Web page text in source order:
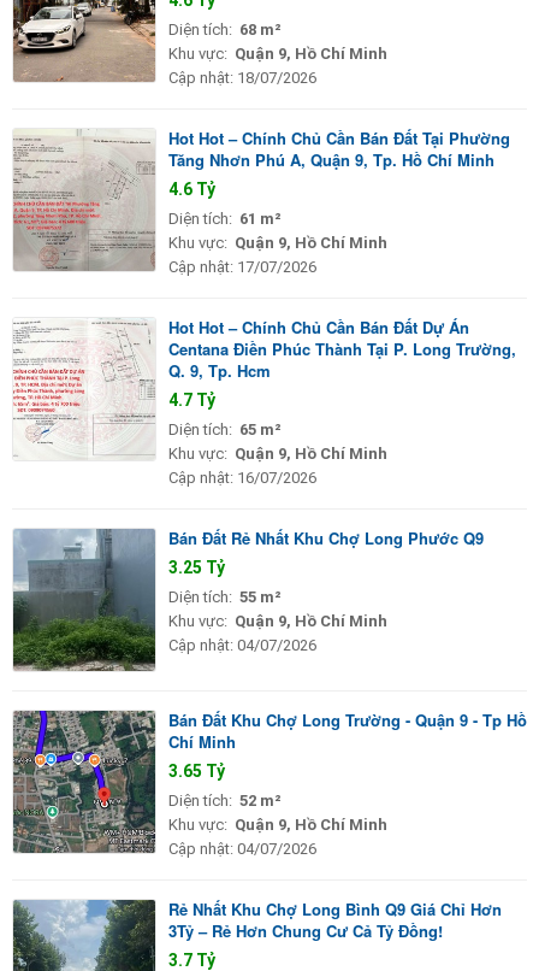
Diện tích: 68 m²
Khu vực: Quận 9, Hồ Chí Minh
Cập nhật: 18/07/2026
Hot Hot – Chính Chủ Cần Bán Đất Tại Phường
Tăng Nhơn Phú A, Quận 9, Tp. Hồ Chí Minh
4.6 Tỷ
Diện tích: 61 m²
Khu vực: Quận 9, Hồ Chí Minh
Cập nhật: 17/07/2026
Hot Hot – Chính Chủ Cần Bán Đất Dự Án
Centana Điền Phúc Thành Tại P. Long Trường,
Q. 9, Tp. Hcm
4.7 Tỷ
Diện tích: 65 m²
Khu vực: Quận 9, Hồ Chí Minh
Cập nhật: 16/07/2026
Bán Đất Rẻ Nhất Khu Chợ Long Phước Q9
3.25 Tỷ
Diện tích: 55 m²
Khu vực: Quận 9, Hồ Chí Minh
Cập nhật: 04/07/2026
Bán Đất Khu Chợ Long Trường - Quận 9 - Tp Hồ
Chí Minh
3.65 Tỷ
Diện tích: 52 m²
Khu vực: Quận 9, Hồ Chí Minh
Cập nhật: 04/07/2026
Rẻ Nhất Khu Chợ Long Bình Q9 Giá Chỉ Hơn
3Tỷ – Rẻ Hơn Chung Cư Cả Tỷ Đồng!
3.7 Tỷ